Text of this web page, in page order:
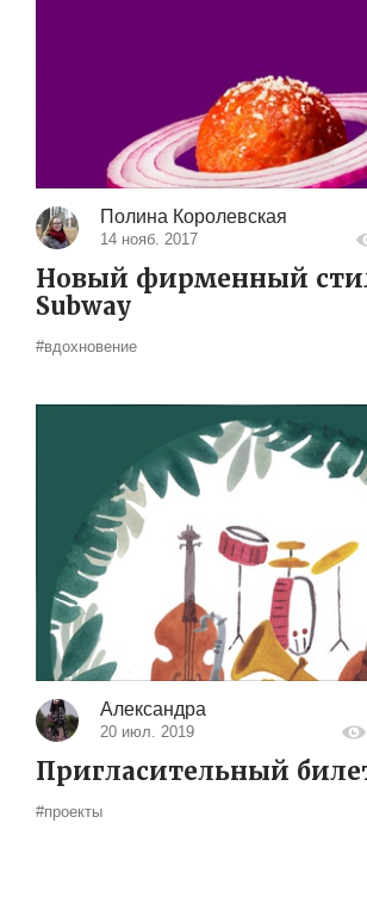
Полина Королевская
14 нояб. 2017
Новый фирменный
Subway
#вдохновение
Александра
20 июл. 2019
Пригласительный
#проекты